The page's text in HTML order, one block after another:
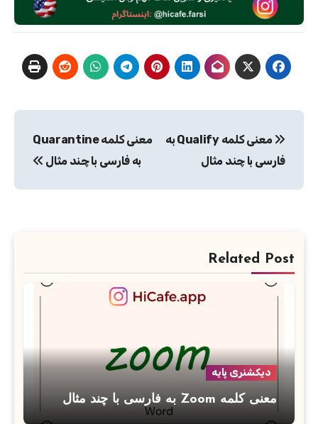
نوشته
معنی کلمه Qualify به
فارسی با چند مثال
معنی کلمه Quarantine
به فارسی با چند مثال
Related Post
دیکشنری پایه
معنی کلمه Zoom به فارسی با چند مثال